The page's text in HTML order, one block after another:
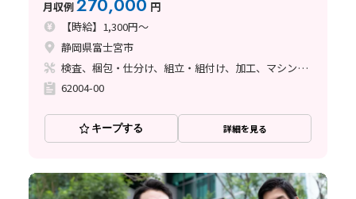
月収例
円
【時給】1,300円～
静岡県富士宮市
検査、梱包・仕分け、組立・組付け、加工、マシンオペレーター、清掃・洗浄
62004-00
キープする 詳細を見る